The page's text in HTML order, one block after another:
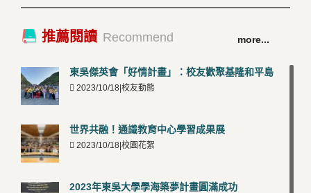
TOP
卓越永續校園 東吳大學連奪 ISO 14001、45001 及
50001三大國際驗證殊榮
推薦閱讀 Recommend more...
東吳傑英會「好情計畫」：校友歡聚基隆和平島
2023/10/18|校友動態
世界共融！通識教育中心學習成果展
2023/10/18|校園花絮
2023年東吳大學學海築夢計畫圓滿成功